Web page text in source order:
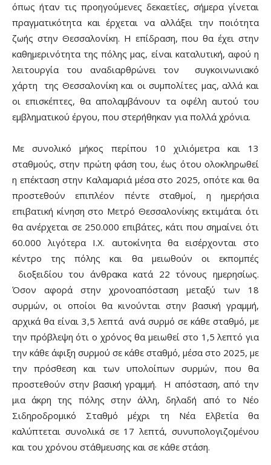
όπως ήταν τις προηγούμενες δεκαετίες, σήμερα γίνεται
πραγματικότητα και έρχεται να αλλάξει την ποιότητα
ζωής στην Θεσσαλονίκη. Η επίδραση, που θα έχει στην
καθημερινότητα της πόλης μας, είναι καταλυτική, αφού η
λειτουργία του αναδιαρθρώνει τον συγκοινωνιακό
χάρτη της Θεσσαλονίκη και οι συμπολίτες μας, αλλά και
οι επισκέπτες, θα απολαμβάνουν τα οφέλη αυτού του
εμβληματικού έργου, που στερήθηκαν για πολλά χρόνια.
Με συνολικό μήκος περίπου 10 χιλιόμετρα και 13
σταθμούς, στην πρώτη φάση του, έως ότου ολοκληρωθεί
η επέκταση στην Καλαμαριά μέσα στο 2025, οπότε και θα
προστεθούν επιπλέον πέντε σταθμοί, η ημερήσια
επιβατική κίνηση στο Μετρό Θεσσαλονίκης εκτιμάται ότι
θα ανέρχεται σε 250.000 επιβάτες, κάτι που σημαίνει ότι
60.000 λιγότερα Ι.Χ. αυτοκίνητα θα εισέρχονται στο
κέντρο της πόλης και θα μειωθούν οι εκπομπές
διοξειδίου του άνθρακα κατά 22 τόνους ημερησίως.
Όσον αφορά στην χρονοαπόσταση μεταξύ των 18
συρμών, οι οποίοι θα κινούνται στην βασική γραμμή,
αρχικά θα είναι 3,5 λεπτά ανά συρμό σε κάθε σταθμό, με
την πρόβλεψη ότι ο χρόνος θα μειωθεί στο 1,5 λεπτό για
την κάθε άφιξη συρμού σε κάθε σταθμό, μέσα στο 2025, με
την πρόσθεση και των υπολοίπων συρμών, που θα
προστεθούν στην βασική γραμμή. Η απόσταση, από την
μια άκρη της πόλης στην άλλη, δηλαδή από το Νέο
Σιδηροδρομικό Σταθμό μέχρι τη Νέα Ελβετία θα
καλύπτεται συνολικά σε 17 λεπτά, συνυπολογιζομένου
και του χρόνου στάθμευσης και σε κάθε στάση.